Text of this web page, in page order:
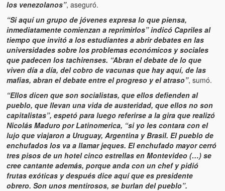
los venezolanos”, aseguró.
“Si aquí un grupo de jóvenes expresa lo que piensa,
inmediatamente comienzan a reprimirlos” indicó Capriles al
tiempo que invitó a los estudiantes a abrir debates en las
universidades sobre los problemas económicos y sociales
que padecen los tachirenses. “Abran el debate de lo que
viven día a día, del cobro de vacunas que hay aquí, de las
mafias, abran el debate entre el progreso y el atraso”, sumó.
“Ellos dicen que son socialistas, que ellos defienden al
pueblo, que llevan una vida de austeridad, que ellos no son
capitalistas”, espetó para luego referirse a la gira que realizó
Nicolás Maduro por Latinomerica, “si yo les contara con el
lujo que viajaron a Uruguay, Argentina y Brasil. El pueblo de
enchufados los va a llamar jeques. El enchufado mayor cerró
tres pisos de un hotel cinco estrellas en Montevideo (…) se
cree cantante además, porque anda con un chef y pidió
frutas exóticas y después dice aquí que es presidente
obrero. Son unos mentirosos, se burlan del pueblo”.